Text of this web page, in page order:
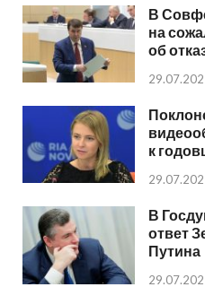
В
на
об
к
В
ответ
Путина